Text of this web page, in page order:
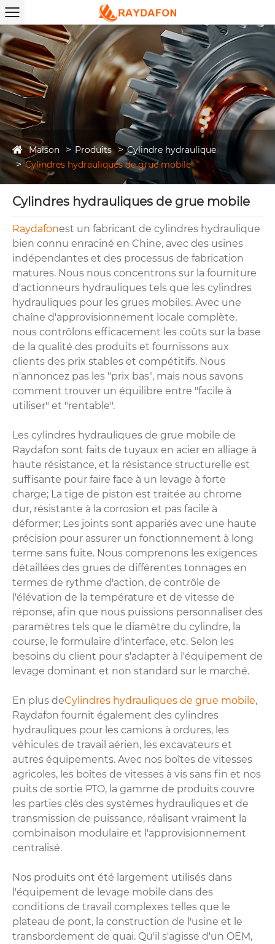
Maison Produits
Cylindre hydraulique
Cylindres hydrauliques de grue mobile
Cylindres hydrauliques de grue mobile
Raydafonest un fabricant de cylindres hydraulique
bien connu enraciné en Chine, avec des usines
indépendantes et des processus de fabrication
matures. Nous nous concentrons sur la fourniture
d'actionneurs hydrauliques tels que les cylindres
hydrauliques pour les grues mobiles. Avec une
chaîne d'approvisionnement locale complète,
nous contrôlons efficacement les coûts sur la base
de la qualité des produits et fournissons aux
clients des prix stables et compétitifs. Nous
n'annoncez pas les "prix bas", mais nous savons
comment trouver un équilibre entre "facile à
utiliser" et "rentable".
Les cylindres hydrauliques de grue mobile de
Raydafon sont faits de tuyaux en acier en alliage à
haute résistance, et la résistance structurelle est
suffisante pour faire face à un levage à forte
charge; La tige de piston est traitée au chrome
dur, résistante à la corrosion et pas facile à
déformer; Les joints sont appariés avec une haute
précision pour assurer un fonctionnement à long
terme sans fuite. Nous comprenons les exigences
détaillées des grues de différentes tonnages en
termes de rythme d'action, de contrôle de
l'élévation de la température et de vitesse de
réponse, afin que nous puissions personnaliser des
paramètres tels que le diamètre du cylindre, la
course, le formulaire d'interface, etc. Selon les
besoins du client pour s'adapter à l'équipement de
levage dominant et non standard sur le marché.
En plus deCylindres hydrauliques de grue mobile,
Raydafon fournit également des cylindres
hydrauliques pour les camions à ordures, les
véhicules de travail aérien, les excavateurs et
autres équipements. Avec nos boîtes de vitesses
agricoles, les boîtes de vitesses à vis sans fin et nos
puits de sortie PTO, la gamme de produits couvre
les parties clés des systèmes hydrauliques et de
transmission de puissance, réalisant vraiment la
combinaison modulaire et l'approvisionnement
centralisé.
Nos produits ont été largement utilisés dans
l'équipement de levage mobile dans des
conditions de travail complexes telles que le
plateau de pont, la construction de l'usine et le
transbordement de quai. Qu'il s'agisse d'un OEM,